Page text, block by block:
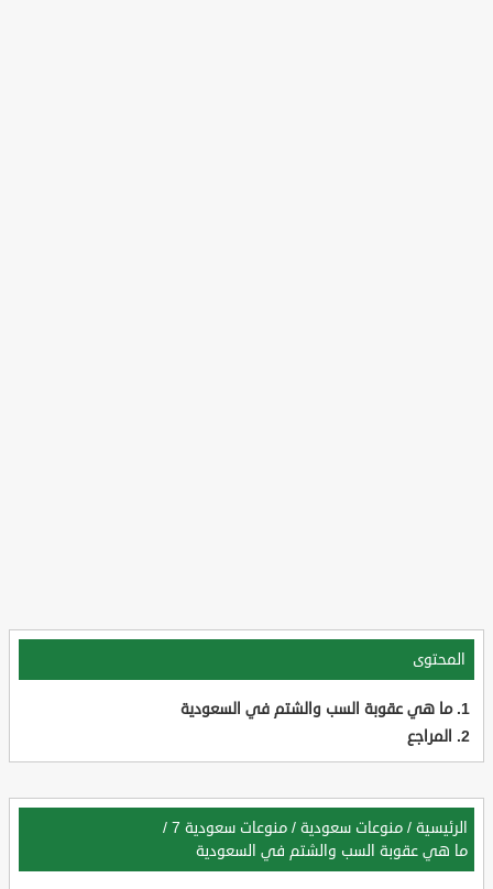
المحتوى
ما هي عقوبة السب والشتم في السعودية
المراجع
الرئيسية / منوعات سعودية / منوعات سعودية 7
/
ما هي عقوبة السب والشتم في السعودية